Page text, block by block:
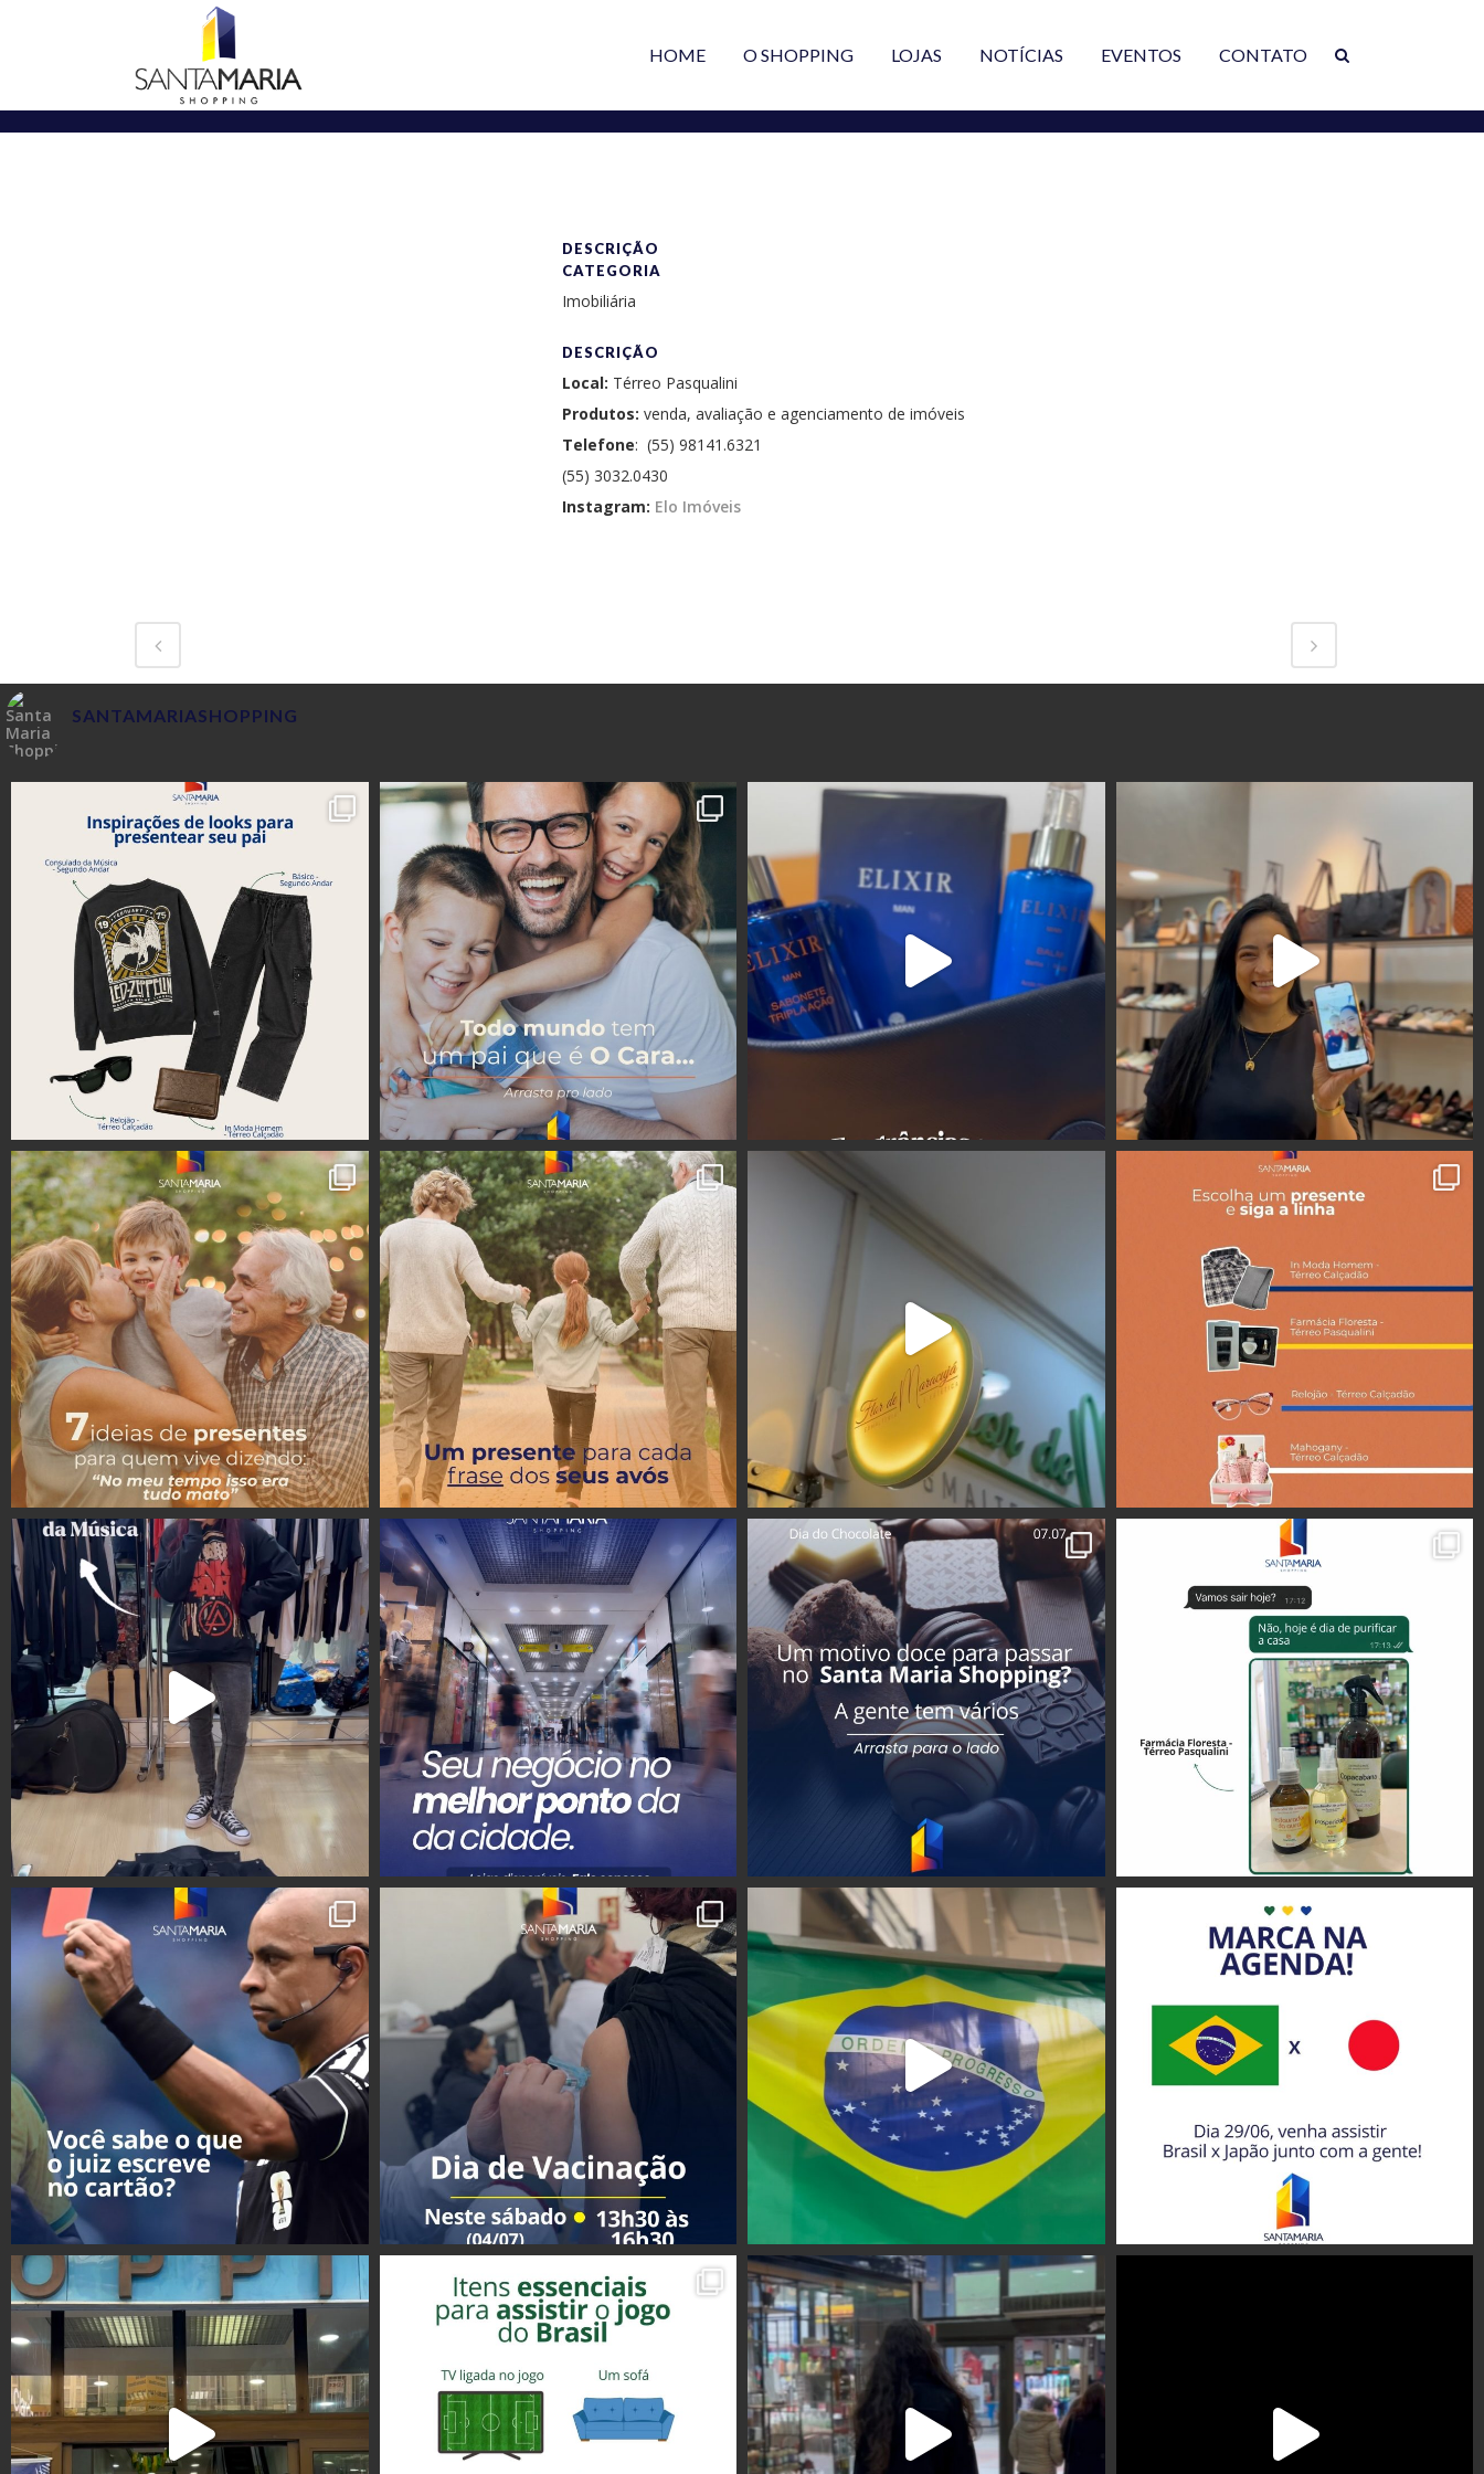
HOME O SHOPPING LOJAS NOTÍCIAS EVENTOS CONTATO
DESCRIÇÃO
CATEGORIA
Imobiliária
DESCRIÇÃO
Local: Térreo Pasqualini
Produtos: venda, avaliação e agenciamento de imóveis
Telefone: (55) 98141.6321
(55) 3032.0430
Instagram: Elo Imóveis
SANTAMARIASHOPPING